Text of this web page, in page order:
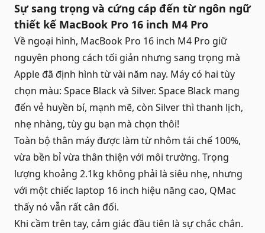
Sự sang trọng và cứng cáp đến từ ngôn ngữ
thiết kế MacBook Pro 16 inch M4 Pro
Về ngoại hình, MacBook Pro 16 inch M4 Pro giữ
nguyên phong cách tối giản nhưng sang trọng mà
Apple đã định hình từ vài năm nay. Máy có hai tùy
chọn màu: Space Black và Silver. Space Black mang
đến vẻ huyền bí, mạnh mẽ, còn Silver thì thanh lịch,
nhẹ nhàng, tùy gu bạn mà chọn thôi!
Toàn bộ thân máy được làm từ nhôm tái chế 100%,
vừa bền bỉ vừa thân thiện với môi trường. Trọng
lượng khoảng 2.1kg không phải là siêu nhẹ, nhưng
với một chiếc laptop 16 inch hiệu năng cao, QMac
thấy nó vẫn rất cân đối.
Khi cầm trên tay, cảm giác đầu tiên là sự chắc chắn.